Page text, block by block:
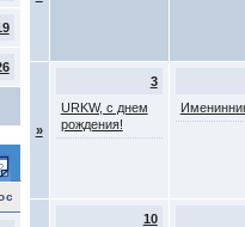
»
3
URKW, с днем
рождения!
10